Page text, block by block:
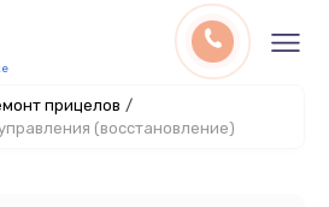
прицелов /
(восстановление)